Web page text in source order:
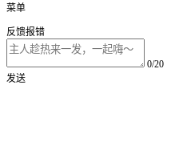
菜单
反馈报错
0/20
发送